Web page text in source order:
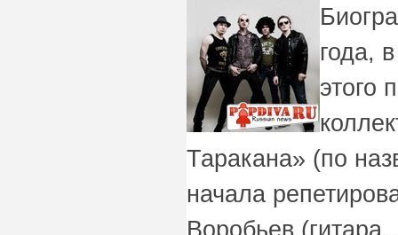
года,
этого
Таракана» (по
начала
Воробьев